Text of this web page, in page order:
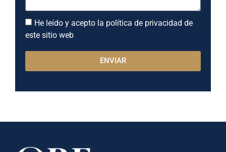
He leído y acepto la política de privacidad de
este sitio web
ENVIAR